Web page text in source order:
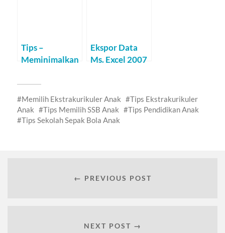
Tips –
Meminimalkan
Ekspor Data
Ms. Excel 2007
Memilih Ekstrakurikuler Anak
Tips Ekstrakurikuler
Anak
Tips Memilih SSB Anak
Tips Pendidikan Anak
Tips Sekolah Sepak Bola Anak
← PREVIOUS POST
NEXT POST →